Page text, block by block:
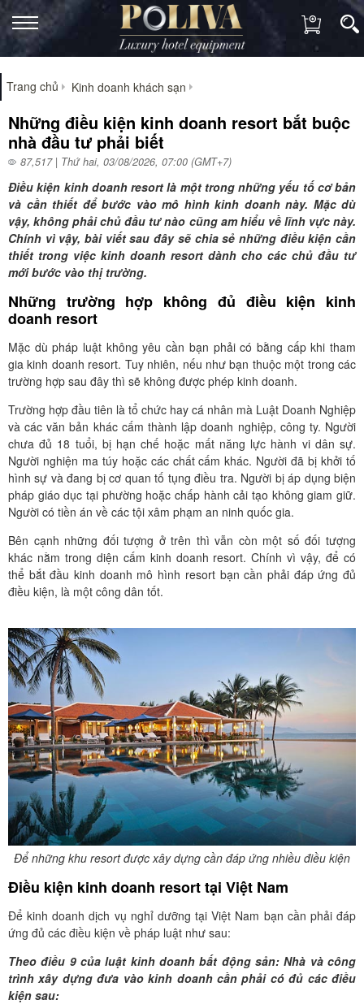
Trang chủ Kinh doanh khách sạn
Những điều kiện kinh doanh resort bắt buộc
nhà đầu tư phải biết
87,517 | Thứ hai, 03/08/2026, 07:00 (GMT+7)
Điều kiện kinh doanh resort là một trong những yếu tố cơ bản
và cần thiết để bước vào mô hình kinh doanh này. Mặc dù
vậy, không phải chủ đầu tư nào cũng am hiểu về lĩnh vực này.
Chính vì vậy, bài viết sau đây sẽ chia sẻ những điều kiện cần
thiết trong việc kinh doanh resort dành cho các chủ đầu tư
mới bước vào thị trường.
Những trường hợp không đủ điều kiện kinh
doanh resort
Mặc dù pháp luật không yêu cần bạn phải có bằng cấp khi tham
gia kinh doanh resort. Tuy nhiên, nếu như bạn thuộc một trong các
trường hợp sau đây thì sẽ không được phép kinh doanh.
Trường hợp đầu tiên là tổ chức hay cá nhân mà Luật Doanh Nghiệp
và các văn bản khác cấm thành lập doanh nghiệp, công ty. Người
chưa đủ 18 tuổi, bị hạn chế hoặc mất năng lực hành vi dân sự.
Người nghiện ma túy hoặc các chất cấm khác. Người đã bị khởi tố
hình sự và đang bị cơ quan tố tụng điều tra. Người bị áp dụng biện
pháp giáo dục tại phường hoặc chấp hành cải tạo không giam giữ.
Người có tiền án về các tội xâm phạm an ninh quốc gia.
Bên cạnh những đối tượng ở trên thì vẫn còn một số đối tượng
khác nằm trong diện cấm kinh doanh resort. Chính vì vậy, để có
thể bắt đầu kinh doanh mô hình resort bạn cần phải đáp ứng đủ
điều kiện, là một công dân tốt.
Để những khu resort được xây dựng cần đáp ứng nhiều điều kiện
Điều kiện kinh doanh resort tại Việt Nam
Để kinh doanh dịch vụ nghỉ dưỡng tại Việt Nam bạn cần phải đáp
ứng đủ các điều kiện về pháp luật như sau:
Theo điều 9 của luật kinh doanh bất động sản: Nhà và công
trình xây dựng đưa vào kinh doanh cần phải có đủ các điều
kiện sau: